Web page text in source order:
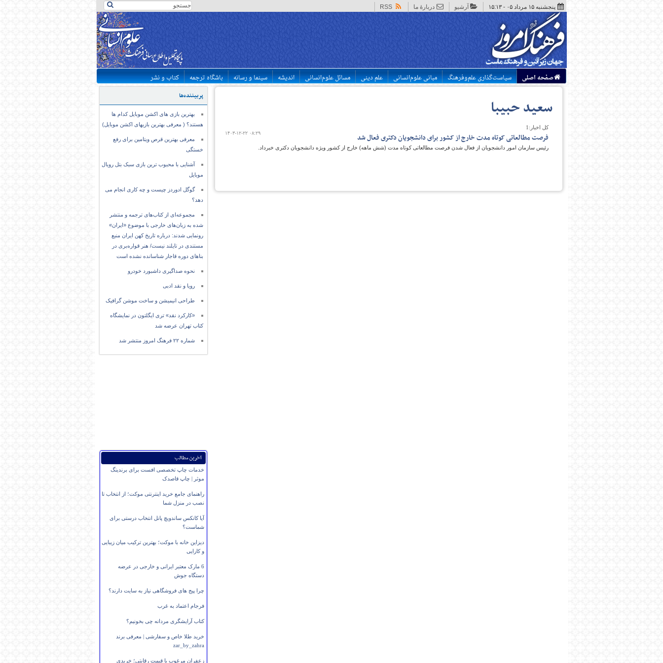
پنجشنبه ۱۵ مرداد ۰۵ - ۱۵:۱۳ آرشیو دربارهٔ ما RSS
صفحه اصلی سیاست‌گذاری علم‌وفرهنگ مبانی علوم‌انسانی علم دینی مسائل علوم‌انسانی اندیشه سینما و رسانه باشگاه ترجمه کتاب و نشر
پربیننده‌ها
بهترین بازی های اکشن موبایل کدام ها
هستند؟ ( معرفی بهترین بازیهای اکشن موبایل)
معرفی بهترین قرص ویتامین برای رفع
خستگی
آشنایی با محبوب ترین بازی سبک بتل رویال
موبایل
گوگل ادوردز چیست و چه کاری انجام می
دهد؟
مجموعه‌ای از کتاب‌های ترجمه و منتشر
شده به زبان‌های خارجی با موضوع «ایران»
رونمایی شدند: درباره تاریخ کهن ایران منبع
مستندی در تایلند نیست/ هنر قواره‌بری در
بناهای دوره قاجار شناسانده نشده است
نحوه صداگیری داشبورد خودرو
رویا و نقد ادبی
طراحی انیمیشن و ساخت موشن گرافیک
«کارکرد نقد» تری ایگلتون در نمایشگاه
کتاب تهران عرضه شد
شماره ۲۲ فرهنگ امروز منتشر شد
آخرین مطالب
خدمات چاپ تخصصی افست برای برندینگ
موثر | چاپ قاصدک
راهنمای جامع خرید اینترنتی موکت؛ از انتخاب تا
نصب در منزل شما
آیا کانکس ساندویچ پانل انتخاب درستی برای
شماست؟
دیزاین خانه با موکت؛ بهترین ترکیب میان زیبایی
و کارایی
6 مارک معتبر ایرانی و خارجی در عرضه
دستگاه جوش
چرا پیج های فروشگاهی نیاز به سایت دارند؟
فرجام اعتماد به غرب
کتاب آرایشگری مردانه چی بخونیم؟
خرید طلا خاص و سفارشی | معرفی برند
zar_by_zahra
زعفران مرغوب با قیمت رقابتی؛ خریدی
سعید حبیبا
کل اخبار:1
۱۴۰۳-۱۲-۲۲ ۰۸:۲۹ فرصت مطالعاتی کوتاه مدت خارج از کشور برای دانشجویان دکتری فعال شد
رئیس سازمان امور دانشجویان از فعال شدن فرصت مطالعاتی کوتاه مدت (شش ماهه) خارج از کشور ویژه دانشجویان دکتری خبرداد.